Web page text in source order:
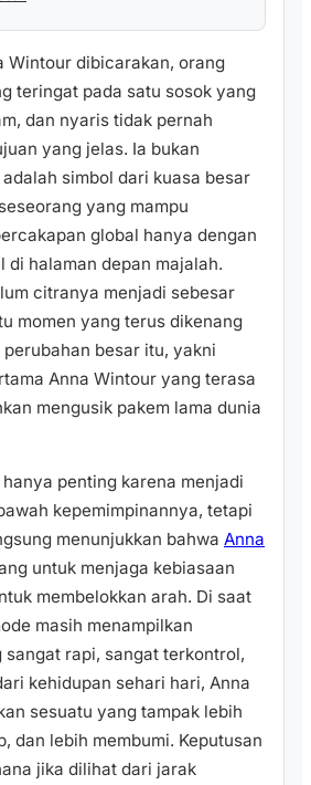
Wintour dibicarakan, orang
teringat pada satu sosok yang
dan nyaris tidak pernah
yang jelas. Ia bukan
simbol dari kuasa besar
yang mampu
global hanya dengan
di halaman depan majalah.
citranya menjadi sebesar
momen yang terus dikenang
besar itu, yakni
Anna Wintour yang terasa
mengusik pakem lama dunia
penting karena menjadi
kepemimpinannya, tetapi
menunjukkan bahwa Anna
untuk menjaga kebiasaan
membelokkan arah. Di saat
masih menampilkan
sangat rapi, sangat terkontrol,
kehidupan sehari hari, Anna
sesuatu yang tampak lebih
dan lebih membumi. Keputusan
jika dilihat dari jarak